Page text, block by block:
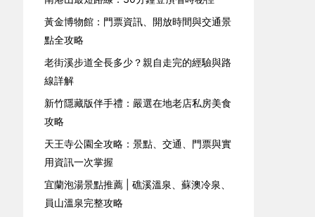
黃金博物館：門票資訊、開放時間與交通景
點全攻略
老街溪步道全長多少？親自走完的經驗與路
線詳解
新竹隱藏版伴手禮：嚴選在地老店私房美食
攻略
天王寺公園全攻略：景點、交通、門票與實
用資訊一次掌握
宜蘭泡湯景點推薦 | 礁溪溫泉、蘇澳冷泉、
員山溫泉完整攻略